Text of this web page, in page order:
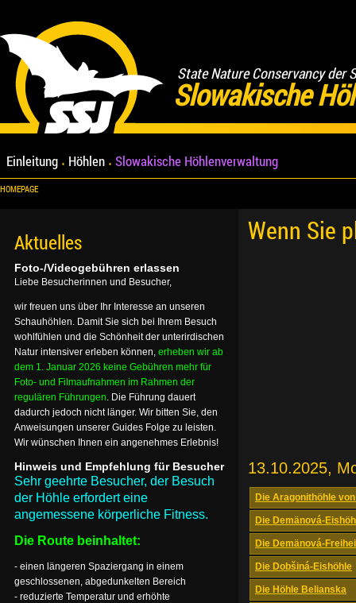
State Nature Conservancy der
Slowakische
Einleitung Höhlen Slowakische Höhlenverwaltung
HOMEPAGE
Wenn Sie
13.10.2025,
Die Aragonithöhle
Die Demänová-
Die Demänová-
Die Dobšiná-Eishöhle
Die Höhle Belianska
Aktuelles
Foto-/Videogebühren erlassen
Liebe Besucherinnen und Besucher,
wir freuen uns über Ihr Interesse an unseren
Schauhöhlen. Damit Sie sich bei Ihrem Besuch
wohlfühlen und die Schönheit der unterirdischen
Natur intensiver erleben können, erheben wir ab
dem 1. Januar 2026 keine Gebühren mehr für
Foto- und Filmaufnahmen im Rahmen der
regulären Führungen. Die Führung dauert
dadurch jedoch nicht länger. Wir bitten Sie, den
Anweisungen unserer Guides Folge zu leisten.
Wir wünschen Ihnen ein angenehmes Erlebnis!
Hinweis und Empfehlung für Besucher
Sehr geehrte Besucher, der Besuch
der Höhle erfordert eine
angemessene körperliche Fitness.
Die Route beinhaltet:
- einen längeren Spaziergang in einem
geschlossenen, abgedunkelten Bereich
- reduzierte Temperatur und erhöhte